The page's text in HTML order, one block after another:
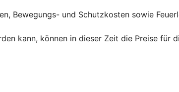
Bewegungs- und Schutzkosten sowie
kann, können in dieser Zeit die Preise für